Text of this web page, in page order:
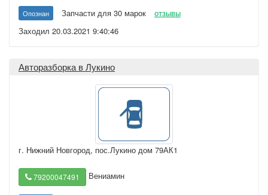
Опознан Запчасти для 30 марок
отзывы
Заходил 20.03.2021 9:40:46
Авторазборка в Лукино
г. Нижний Новгород, пос.Лукино дом 79АК1
79200047491 Вениамин